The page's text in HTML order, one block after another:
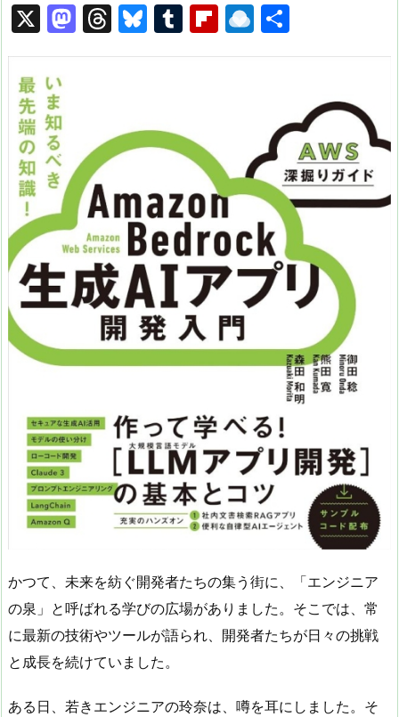
X
M
a
o
n
T
hr
d
s
Bl
u
k
y
T
u
r
Fl
ip
d
R
ai
o
p.
io
有
かつて、未来を紡ぐ開発者たちの集う街に、「エンジニア
の泉」と呼ばれる学びの広場がありました。そこでは、常
に最新の技術やツールが語られ、開発者たちが日々の挑戦
と成長を続けていました。
ある日、若きエンジニアの玲奈は、噂を耳にしました。そ